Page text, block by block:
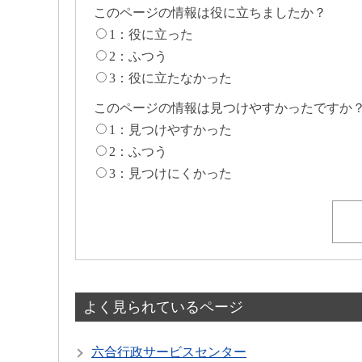
このページの情報は役に立ちましたか？
1：役に立った
2：ふつう
3：役に立たなかった
このページの情報は見つけやすかったですか
1：見つけやすかった
2：ふつう
3：見つけにくかった
よく見られているページ
六合行政サービスセンター